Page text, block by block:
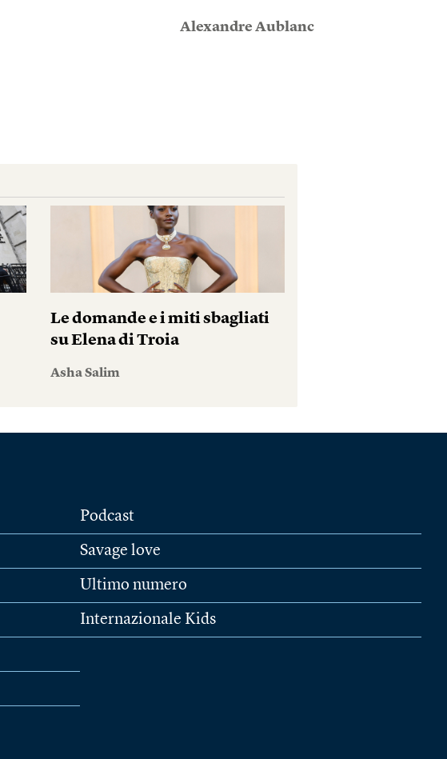
Alexandre Aublanc
Le domande e i miti sbagliati
su Elena di Troia
Asha Salim
Podcast
Savage love
Ultimo numero
Internazionale Kids